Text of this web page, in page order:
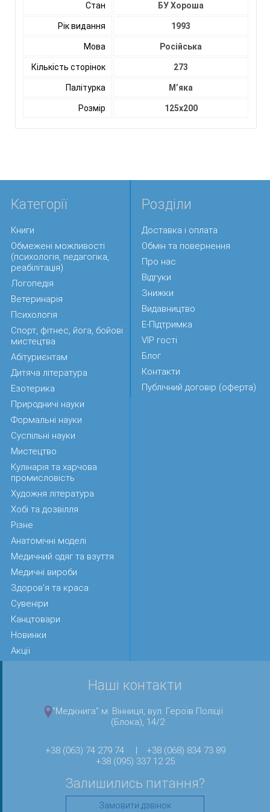
Стан БУ Хороша
Рік видання 1993
Мова Російська
Кількість сторінок 273
Палітурка М’яка
Розмір 125х200
Категорії
Книги
Обмежені можливості
(психологія, педагогіка,
реабілітація)
Логопедія
Ветеринарія
Психологія
Спорт, фітнес, йога, бойові
мистецтва
Абітуриєнтам
Дитяча література
Езотерика
Природничі науки
Формальні науки
Суспільні науки
Мистецтво
Кулінарія та харчова
промисловість
Художня література
Хобі та дозвілля
Різне
Анатомічні моделі
Медичний одяг та взуття
Медичні вироби
Здоров'я та краса
Сувеніри
Канцтовари
Новинки
Акції
Розділи
Доставка і оплата
Обмін та повернення
Про нас
Відгуки
Знижки
Видавництво
Е-Підтримка
VIP гості
Блог
Контакти
Публічний договір (оферта)
Наші контакти
"Медкнига" м. Вінниця, вул. Героїв Поліції
(Блока), 14/2
+38 (063) 74 279 74 |
+38 (068) 834 73 89
+38 (095) 337 12 25
Залишились питання?
Замовити дзвінок